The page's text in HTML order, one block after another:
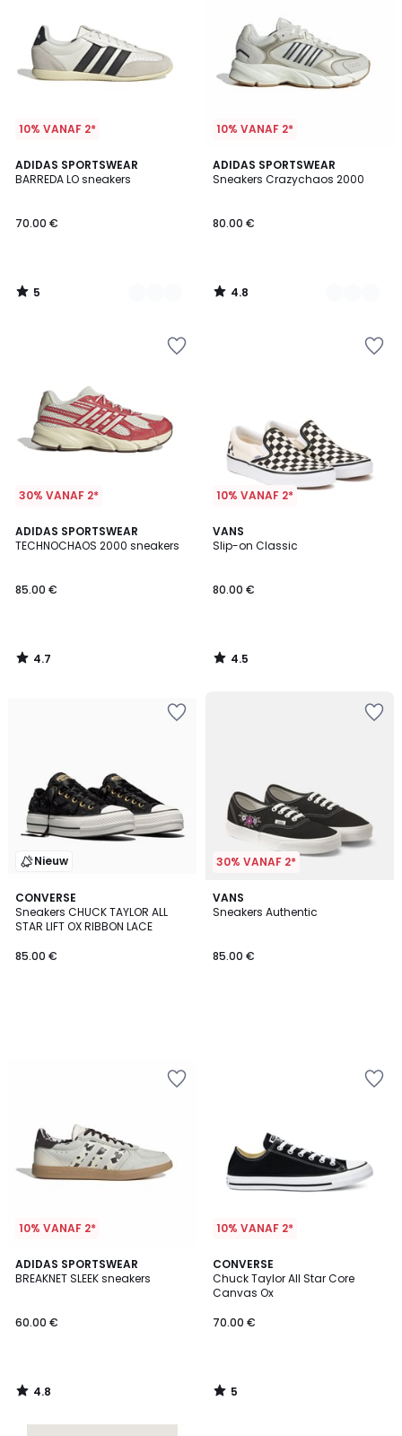
10% VANAF 2*
ADIDAS SPORTSWEAR
BARREDA LO sneakers
70.00 €
5
/
2
Kleuren
5
/
10% VANAF 2*
ADIDAS SPORTSWEAR
Sneakers Crazychaos 2000
80.00 €
4.8
/ 5
2
Kleuren
4.8
/
30% VANAF 2*
ADIDAS SPORTSWEAR
TECHNOCHAOS 2000 sneakers
85.00 €
4.7
/ 5
4.7
/
10% VANAF 2*
VANS
Slip-on Classic
80.00 €
4.5
/ 5
4.5
/
Nieuw
CONVERSE
Sneakers CHUCK TAYLOR ALL
STAR LIFT OX RIBBON LACE
85.00 €
30% VANAF 2*
VANS
Sneakers Authentic
85.00 €
10% VANAF 2*
ADIDAS SPORTSWEAR
BREAKNET SLEEK sneakers
60.00 €
4.8
/ 5
4.8
/
10% VANAF 2*
CONVERSE
Chuck Taylor All Star Core
Canvas Ox
70.00 €
5
/
5
5
/